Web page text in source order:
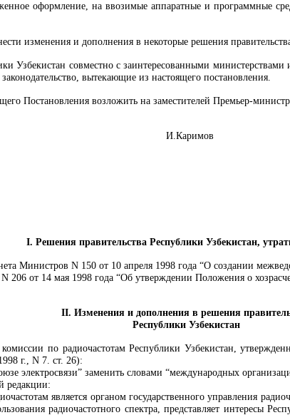
оформление, на ввозимые аппаратные и программные
изменения и дополнения в некоторые решения
Узбекистан совместно с заинтересованными
вытекающие из настоящего постановления.
Постановления возложить на заместителей Премьер-
И.Каримов
I. Решения правительства Республики Узбекистан,
Министров N 150 от 10 апреля 1998 года “О создании
206 от 14 мая 1998 года “Об утверждении Положения о
II. Изменения и дополнения в решения
Республики Узбекистан
комиссии по радиочастотам Республики Узбекистан,
г., N 7. ст. 26):
электросвязи” заменить словами “международных
редакции:
является органом государственного управления
радиочастотного спектра, представляет интересы